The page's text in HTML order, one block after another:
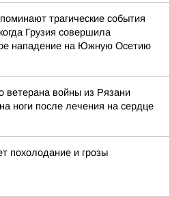
трагические события
Грузия совершила
нападение на Южную Осетию
ветерана войны из Рязани
ноги после лечения на сердце
похолодание и грозы